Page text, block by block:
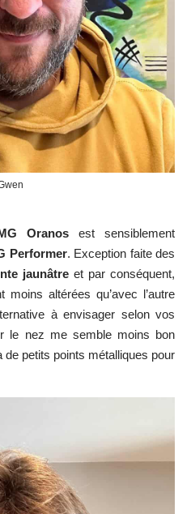
Oranos est sensiblement
Performer. Exception faite des
jaunâtreet par conséquent,
altérées qu’avec l’autre
à envisager selon vos
le nez me semble moins bon
de petits points métalliques pour